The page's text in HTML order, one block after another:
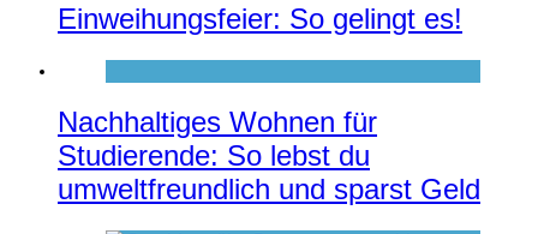
Einweihungsfeier: So gelingt es!
Nachhaltiges Wohnen für
Studierende: So lebst du
umweltfreundlich und sparst Geld